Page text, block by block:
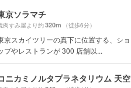
京ソラマチ
肉すみ屋より約320m （徒歩6分）
京スカイツリーの真下に位置する、ショ
プやレストランが 300 店舗以...
ニカミノルタプラネタリウム 天空